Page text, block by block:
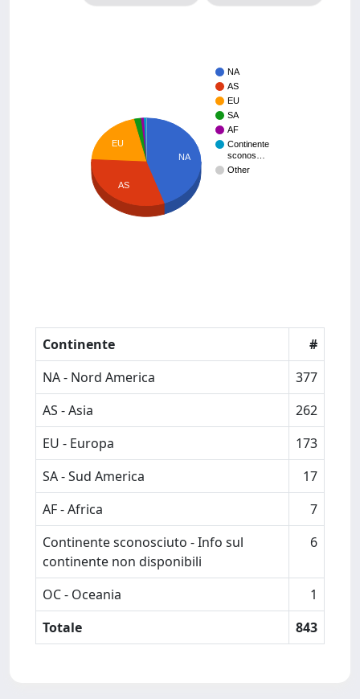
NA
AS
EU
SA
AF
Continente
sconos…
Other
NA
EU
AS
Continente
#
NA - Nord America
377
AS - Asia
262
EU - Europa
173
SA - Sud America
17
AF - Africa
7
Continente sconosciuto - Info sul
continente non disponibili
6
OC - Oceania
1
Totale
843